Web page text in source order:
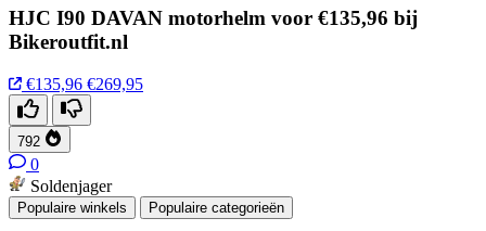
HJC I90 DAVAN motorhelm voor €135,96 bij
Bikeroutfit.nl
€135,96 €269,95
792
0
Soldenjager
Populaire winkels Populaire categorieën